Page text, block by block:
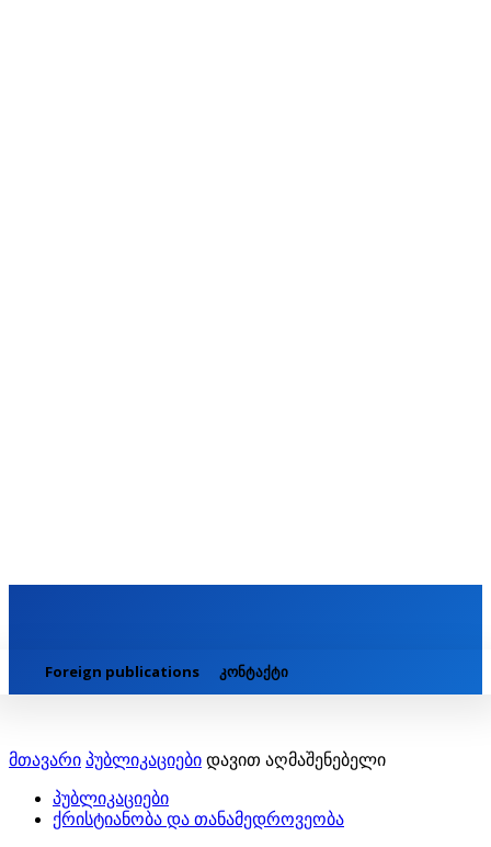
Foreign publications კონტაქტი
მთავარი პუბლიკაციები დავით აღმაშენებელი
პუბლიკაციები
ქრისტიანობა და თანამედროვეობა